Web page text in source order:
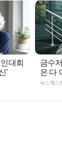
대회
’
금수
은 다
뉴스캐스